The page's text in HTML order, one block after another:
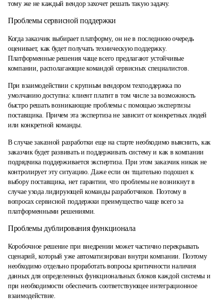
тому же не каждый вендор захочет решать такую задачу.
Проблемы сервисной поддержки
Когда заказчик выбирает платформу, он не в последнюю очередь
оценивает, как будет получать техническую поддержку.
Платформенные решения чаще всего предлагают устойчивые
компании, располагающие командой сервисных специалистов.
При взаимодействии с крупным вендором техподдержка по
умолчанию доступна: клиент платит в том числе за возможность
быстро решать возникающие проблемы с помощью экспертизы
поставщика. Причем эта экспертиза не зависит от конкретных людей
или конкретной команды.
В случае заказной разработки еще на старте необходимо выяснить, как
заказчик будет развивать и поддерживать систему и как в компании
подрядчика поддерживается экспертиза. При этом заказчик никак не
контролирует эту ситуацию. Даже если он тщательно подошел к
выбору поставщика, нет гарантии, что проблемы не возникнут в
случае ухода лидирующей команды разработчиков. Поэтому в
вопросах сервисной поддержки преимущество чаще всего за
платформенными решениями.
Проблемы дублирования функционала
Коробочное решение при внедрении может частично перекрывать
сценарий, который уже автоматизирован внутри компании. Поэтому
необходимо отдельно проработать вопросы критичности наличия
данных для определенных функциональных блоков каждой системы и
при необходимости обеспечить соответствующее интеграционное
взаимодействие.